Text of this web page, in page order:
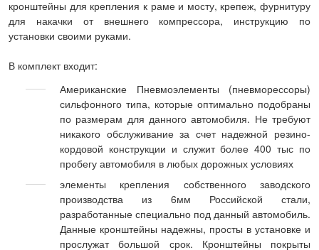
кронштейны для крепления к раме и мосту, крепеж, фурнитуру
для накачки от внешнего компрессора, инструкцию по
установки своими руками.
В комплект входит:
Американские Пневмоэлементы (пневморессоры)
сильфонного типа, которые оптимально подобраны
по размерам для данного автомобиля. Не требуют
никакого обслуживание за счет надежной резино-
кордовой конструкции и служит более 400 тыс по
пробегу автомобиля в любых дорожных условиях
элементы крепления собственного заводского
производства из 6мм Российской стали,
разработанные специально под данный автомобиль.
Данные кронштейны надежны, просты в установке и
прослужат большой срок. Кронштейны покрыты